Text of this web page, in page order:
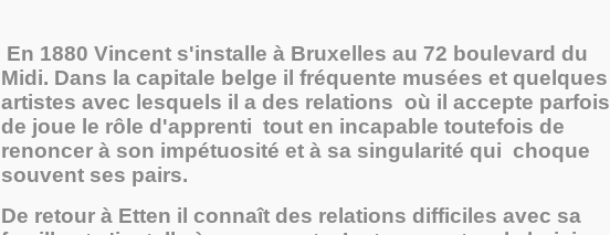
En 1880 Vincent s'installe à Bruxelles au 72 boulevard du
Midi. Dans la capitale belge il fréquente musées et quelques
artistes avec lesquels il a des relations où il accepte parfois
de joue le rôle d'apprenti tout en incapable toutefois de
renoncer à son impétuosité et à sa singularité qui choque
souvent ses pairs.
De retour à Etten il connaît des relations difficiles avec sa